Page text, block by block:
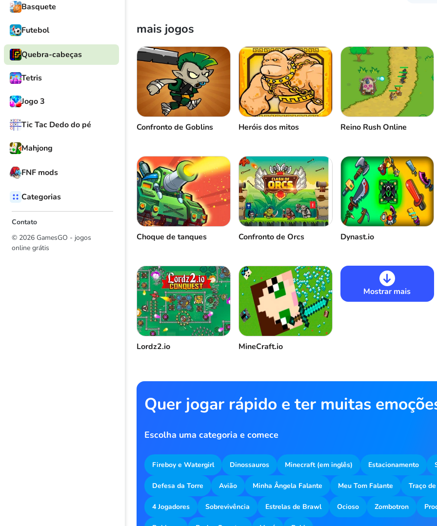
Basquete
Futebol
Quebra-cabeças
Tetris
Jogo 3
Tic Tac Dedo do pé
Mahjong
FNF mods
Categorias
Contato
© 2026 GamesGO - jogos
online grátis
mais jogos
Confronto de Goblins Heróis dos mitos Reino Rush Online
Choque de tanques Confronto de Orcs Dynast.io
Lordz2.io MineCraft.io
Mostrar mais
Quer jogar rápido e ter muitas
Escolha uma categoria e comece
Fireboy e Watergirl Dinossauros Minecraft (em inglês) Estacionamento
Defesa da Torre Avião Minha Ângela Falante Meu Tom Falante Traço
4 Jogadores Sobrevivência Estrelas de Brawl Ocioso Zombotron